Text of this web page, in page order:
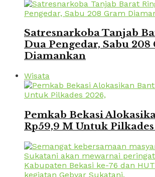
Satresnarkoba Tanjab
Dua Pengedar, Sabu 208
Diamankan
Wisata
Pemkab Bekasi
Rp59,9 M Untuk